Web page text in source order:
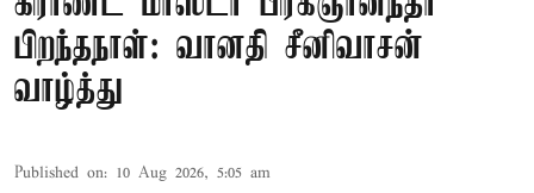
பிறந்தநாள்: வானதி சீனிவாசன்
வாழ்த்து
Published on: 10 Aug 2026, 5:05 am